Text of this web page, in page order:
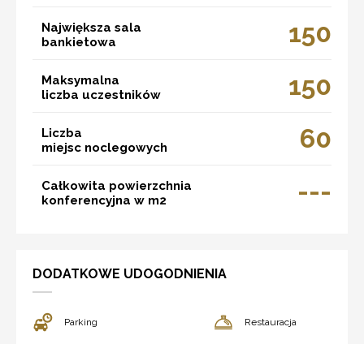
Największa sala
bankietowa
150
Maksymalna
liczba uczestników
150
Liczba
miejsc noclegowych
60
Całkowita powierzchnia
konferencyjna w m2
---
DODATKOWE UDOGODNIENIA
Parking Restauracja